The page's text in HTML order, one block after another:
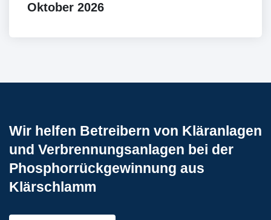
Oktober 2026
Wir helfen Betreibern von Kläranlagen
und Verbrennungsanlagen bei der
Phosphorrückgewinnung aus
Klärschlamm